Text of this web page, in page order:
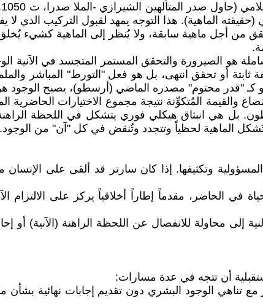
(حقيقته الماهية). هذا التوجه يمهد لقبول التركيب
من أجل ماهية سابقة، ولا يُنظر إلى الماهية كشيء
هو الصيرورة والتحقق المستمر المتجسد في الآنية
ثابتة أو تحقق انتهى، بل هو فعل "التورط" المباشر
"قدر محتوم" مصدره الماضي (أرسطو)، يصبح الوجود هو
والقيمة المُتكوِّنة نتيجة مجموع الاختيارات
بل هي انبثاق هيكلي فوري يتشكل في اللحظة الراهنة
الماهية لحظياً وتتجدد وتُنقض في كل "آن" من الوجود.
وتكثيفها. إذا كان سارتر قد ألقى على
في الحاضر، مقدماً إطاراً أخلاقياً يركز على
إلى محاولة للانفصال عن اللحظة الراهنة (الآنية) أو
أن تتجه في عدة مسارات:
تناهي الوجود البشري دون تقديم إجابات نهائية بشأن